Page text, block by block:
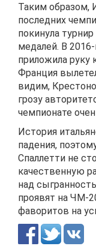
Таким образом,
последних
покинула
медалей. В
приложила руку
Франция
видим,
грозу
чемпионате
История
падения,
Спаллетти не
качественную
над
проявят на ЧМ-
фаворитов на